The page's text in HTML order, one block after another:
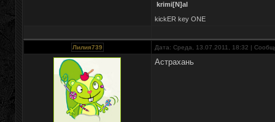
krimi[N]al
kickER key ONE
Лилия739 Дата: Среда, 13.07.2011, 18:32 |
Астрахань